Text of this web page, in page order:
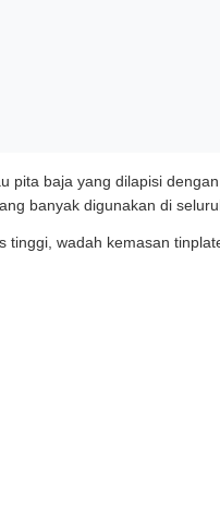
baja yang dilapisi
banyak digunakan di
wadah kemasan